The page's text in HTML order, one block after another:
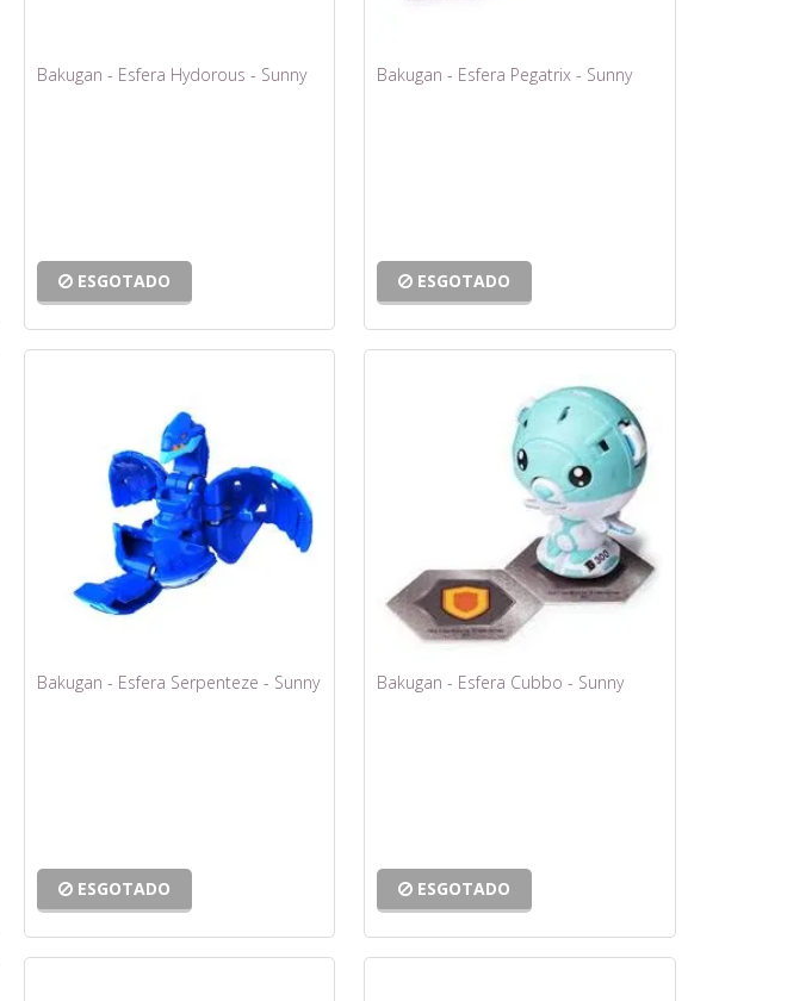
Bakugan - Esfera Hydorous - Sunny
ESGOTADO
Bakugan - Esfera Pegatrix - Sunny
ESGOTADO
Bakugan - Esfera Serpenteze - Sunny
ESGOTADO
Bakugan - Esfera Cubbo - Sunny
ESGOTADO